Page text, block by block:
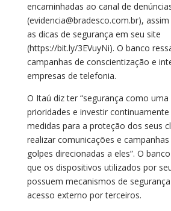
encaminhadas ao canal de
(evidencia@bradesco.com.br),
as dicas de segurança em seu site
(https://bit.ly/3EVuyNi). O banco
campanhas de conscientização e
empresas de telefonia.
O Itaú diz ter “segurança como uma
prioridades e investir
medidas para a proteção dos seus
realizar comunicações e
golpes direcionadas a eles”. O
que os dispositivos utilizados por
possuem mecanismos de
acesso externo por terceiros.